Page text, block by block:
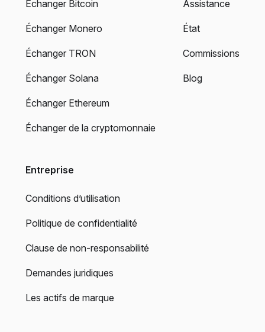
Échanger Bitcoin
Échanger Monero
Échanger TRON
Échanger Solana
Échanger Ethereum
Échanger de la cryptomonnaie
Assistance
État
Commissions
Blog
Entreprise
Conditions d’utilisation
Politique de confidentialité
Clause de non-responsabilité
Demandes juridiques
Les actifs de marque